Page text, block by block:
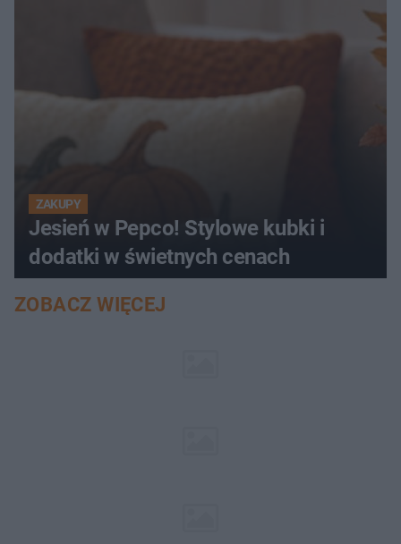
ZAKUPY
Jesień w Pepco! Stylowe kubki i
dodatki w świetnych cenach
ZOBACZ WIĘCEJ